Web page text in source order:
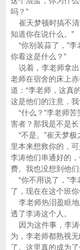
吗？”
崔天梦顿时搞不清
知道你在说什么。”
“你别装蒜了，”李
你看这是什么？”
说着，李老师拿出
老师在宿舍的床上
道：“李老师，这真
这是他们的注意，
“什么？”李老师苦
害者？那我是不是
“不是。”崔天梦极
里本来想救你的，
李涛他们串通好的
费。我也没想到他
“你不用说了，”李
了，现在在这个班
李老师热泪盈眶地
透了李涛这个人。
因为这件事，李涛
为，李老师都熟视
了。这里真的成为